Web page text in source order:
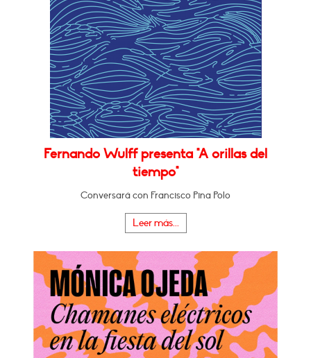
Fernando Wulff presenta "A orillas del
tiempo"
Conversará con Francisco Pina Polo
Leer más...